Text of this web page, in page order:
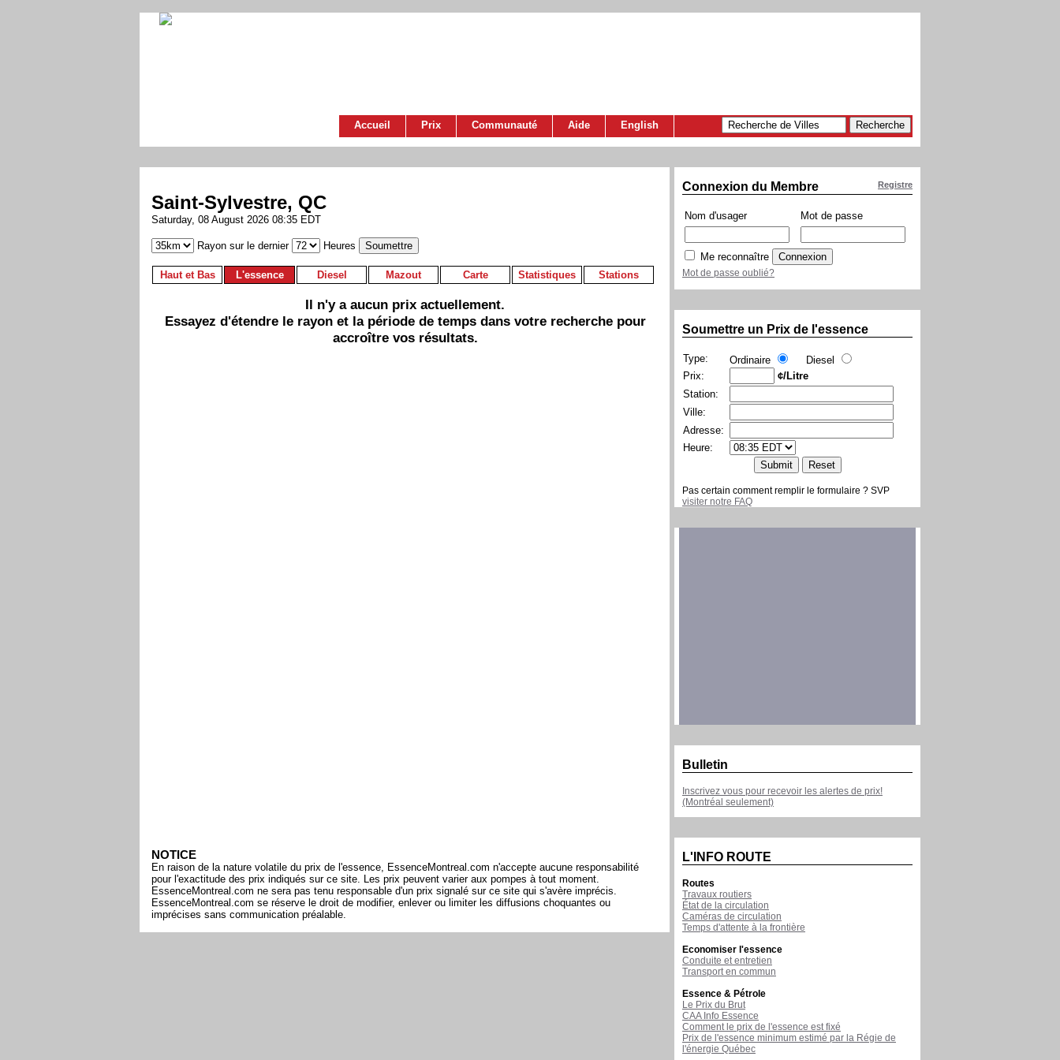
Accueil Prix Communauté Aide English
Saint-Sylvestre, QC
Saturday, 08 August 2026 08:35 EDT
Rayon sur le dernier Heures
Haut et Bas L'essence Diesel Mazout Carte Statistiques Stations
Il n'y a aucun prix actuellement.
Essayez d'étendre le rayon et la période de temps dans votre recherche pour
accroître vos résultats.
NOTICE
En raison de la nature volatile du prix de l'essence, EssenceMontreal.com n'accepte aucune responsabilité
pour l'exactitude des prix indiqués sur ce site. Les prix peuvent varier aux pompes à tout moment.
EssenceMontreal.com ne sera pas tenu responsable d'un prix signalé sur ce site qui s'avère imprécis.
EssenceMontreal.com se réserve le droit de modifier, enlever ou limiter les diffusions choquantes ou
imprécises sans communication préalable.
Registre
Connexion du Membre
Nom d'usager Mot de passe
Me reconnaître
Mot de passe oublié?
Soumettre un Prix de l'essence
Type: Ordinaire
Diesel
Prix:
¢/Litre
Station:
Ville:
Adresse:
Heure:
Pas certain comment remplir le formulaire ? SVP
visiter notre FAQ
Bulletin
Inscrivez vous pour recevoir les alertes de prix!
(Montréal seulement)
L'INFO ROUTE
Routes
Travaux routiers
État de la circulation
Caméras de circulation
Temps d'attente à la frontière
Economiser l'essence
Conduite et entretien
Transport en commun
Essence & Pétrole
Le Prix du Brut
CAA Info Essence
Comment le prix de l'essence est fixé
Prix de l'essence minimum estimé par la Régie de
l'énergie Québec